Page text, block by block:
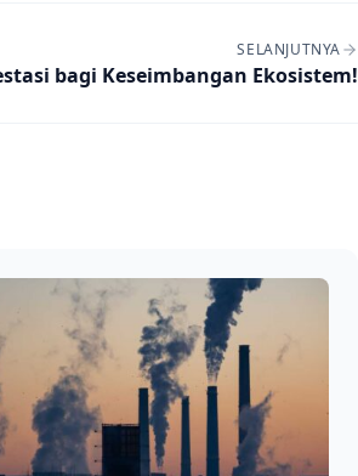
SELANJUTNYA
bagi Keseimbangan Ekosistem!